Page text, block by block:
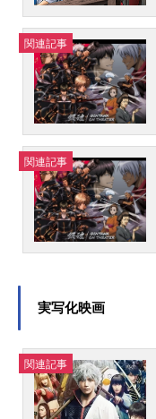
関連記事
関連記事
実写化映画
関連記事